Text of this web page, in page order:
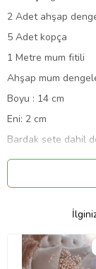
2 Adet ahşap
5 Adet kopça
1 Metre mum fitili
Ahşap mum
Boyu : 14 cm
Eni: 2 cm
Bardak sete dahil
ürünün anlatımında